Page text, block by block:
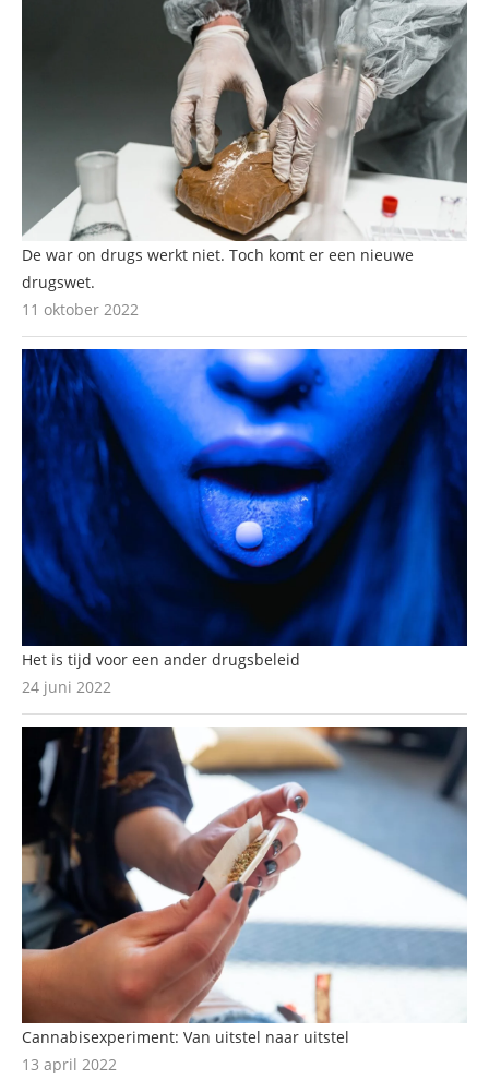
De war on drugs werkt niet. Toch komt er een nieuwe
drugswet.
11 oktober 2022
Het is tijd voor een ander drugsbeleid
24 juni 2022
Cannabisexperiment: Van uitstel naar uitstel
13 april 2022